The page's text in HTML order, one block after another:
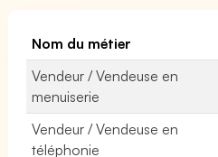
Nom du métier
Vendeur / Vendeuse en
menuiserie
Vendeur / Vendeuse en
téléphonie